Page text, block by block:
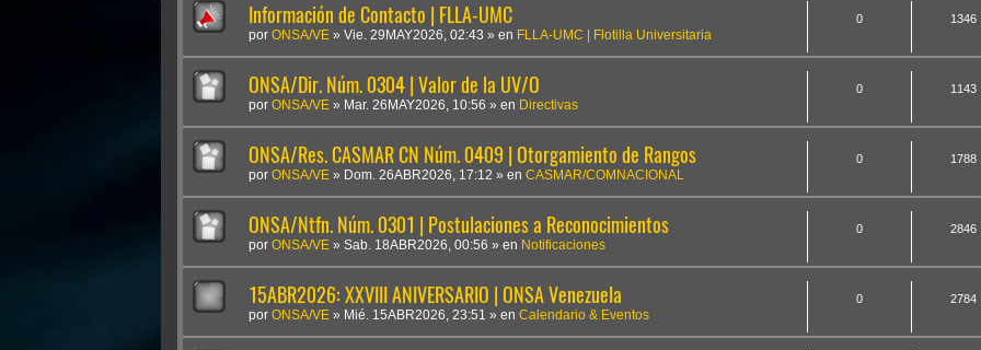
Información de Contacto | FLLA-UMC
por ONSA/VE » Vie. 29MAY2026, 02:43 » en FLLA-UMC | Flotilla Universitaria
0 1346
ONSA/Dir. Núm. 0304 | Valor de la UV/O
por ONSA/VE » Mar. 26MAY2026, 10:56 » en Directivas
0 1143
ONSA/Res. CASMAR CN Núm. 0409 | Otorgamiento de Rangos
por ONSA/VE » Dom. 26ABR2026, 17:12 » en CASMAR/COMNACIONAL
0 1788
ONSA/Ntfn. Núm. 0301 | Postulaciones a Reconocimientos
por ONSA/VE » Sab. 18ABR2026, 00:56 » en Notificaciones
0 2846
15ABR2026: XXVIII ANIVERSARIO | ONSA Venezuela
por ONSA/VE » Mié. 15ABR2026, 23:51 » en Calendario & Eventos
0 2784